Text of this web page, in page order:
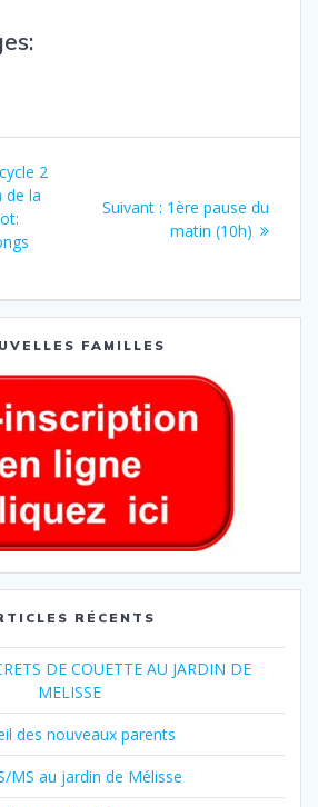
2
de la
Suivant : 1ère pause du
matin (10h)
FAMILLES
RÉCENTS
DE COUETTE AU JARDIN DE
MELISSE
des nouveaux parents
MS au jardin de Mélisse